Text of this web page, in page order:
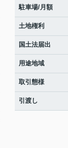
駐車場/月額
土地権利
国土法届出
用途地域
取引態様
引渡し